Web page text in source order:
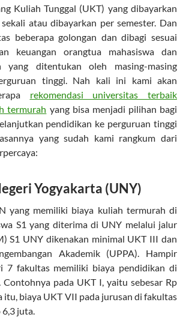
Kuliah Tunggal (UKT) yang dibayarkan
atau dibayarkan per semester. Dan
beberapa golongan dan dibagi sesuai
keuangan orangtua mahasiswa dan
yang ditentukan oleh masing-masing
tinggi. Nah kali ini kami akan
rekomendasi universitas terbaik
termurah yang bisa menjadi pilihan bagi
pendidikan ke perguruan tinggi
yang sudah kami rangkum dari
Yogyakarta (UNY)
yang memiliki biaya kuliah termurah di
S1 yang diterima di UNY melalui jalur
S1 UNY dikenakan minimal UKT III dan
Akademik (UPPA). Hampir
7 fakultas memiliki biaya pendidikan di
pada UKT I, yaitu sebesar Rp
itu, biaya UKT VII pada jurusan di fakultas
juta.